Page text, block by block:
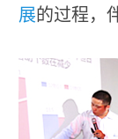
展的过程，